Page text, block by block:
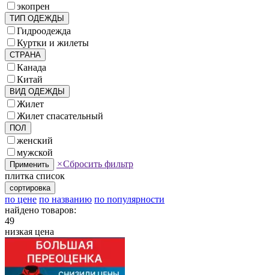
экопрен
ТИП ОДЕЖДЫ
Гидроодежда
Куртки и жилеты
СТРАНА
Канада
Китай
ВИД ОДЕЖДЫ
Жилет
Жилет спасательный
ПОЛ
женский
мужской
Применить ×Сбросить фильтр
плитка список
сортировка
по цене по названию по популярности
найдено товаров:
49
низкая цена